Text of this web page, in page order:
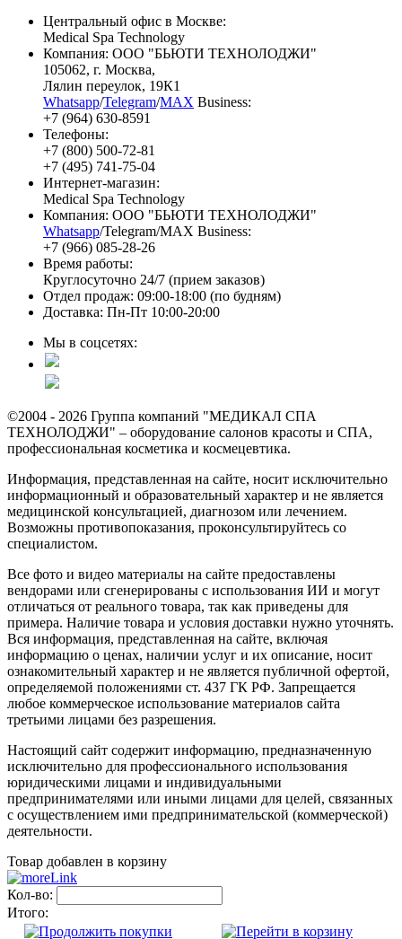
Центральный офис в Москве:
Medical Spa Technology
Компания: ООО "БЬЮТИ ТЕХНОЛОДЖИ"
105062, г. Москва,
Лялин переулок, 19К1
Whatsapp/Telegram/MAX Business:
+7 (964) 630-8591
Телефоны:
+7 (800) 500-72-81
+7 (495) 741-75-04
Интернет-магазин:
Medical Spa Technology
Компания: ООО "БЬЮТИ ТЕХНОЛОДЖИ"
Whatsapp/Telegram/MAX Business:
+7 (966) 085-28-26
Время работы:
Круглосуточно 24/7 (прием заказов)
Отдел продаж: 09:00-18:00 (по будням)
Доставка: Пн-Пт 10:00-20:00
Мы в соцсетях:
©2004 - 2026 Группа компаний "МЕДИКАЛ СПА
ТЕХНОЛОДЖИ" – оборудование салонов красоты и СПА,
профессиональная косметика и космецевтика.
Информация, представленная на сайте, носит исключительно
информационный и образовательный характер и не является
медицинской консультацией, диагнозом или лечением.
Возможны противопоказания, проконсультируйтесь со
специалистом.
Все фото и видео материалы на сайте предоставлены
вендорами или сгенерированы с использования ИИ и могут
отличаться от реального товара, так как приведены для
примера. Наличие товара и условия доставки нужно уточнять.
Вся информация, представленная на сайте, включая
информацию о ценах, наличии услуг и их описание, носит
ознакомительный характер и не является публичной офертой,
определяемой положениями ст. 437 ГК РФ. Запрещается
любое коммерческое использование материалов сайта
третьими лицами без разрешения.
Настоящий сайт содержит информацию, предназначенную
исключительно для профессионального использования
юридическими лицами и индивидуальными
предпринимателями или иными лицами для целей, связанных
с осуществлением ими предпринимательской (коммерческой)
деятельности.
Товар добавлен в корзину
Кол-во:
Итого: